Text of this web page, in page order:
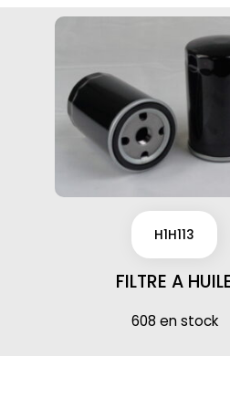
H1H113
FILTRE A
608 en stock